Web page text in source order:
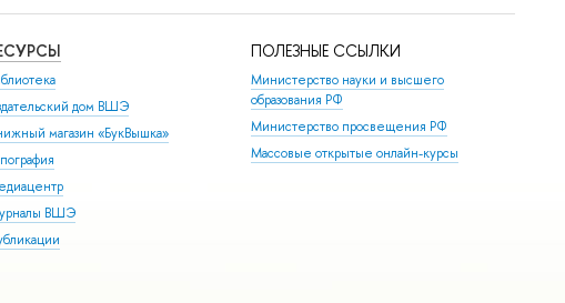
дом ВШЭ
магазин «БукВышка»
ВШЭ
ПОЛЕЗНЫЕ ССЫЛКИ
Министерство науки и высшего
образования РФ
Министерство просвещения РФ
Массовые открытые онлайн-курсы